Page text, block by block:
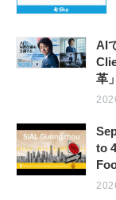
AI
革
to